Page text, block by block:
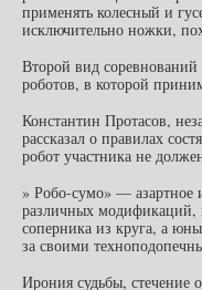
применять колесный и
исключительно ножки,
Второй вид
роботов, в которой
Константин Протасов,
рассказал о правилах
робот участника не
» Робо-сумо» — азартное
различных
соперника из круга, а
за своими
Ирония судьбы, стечение